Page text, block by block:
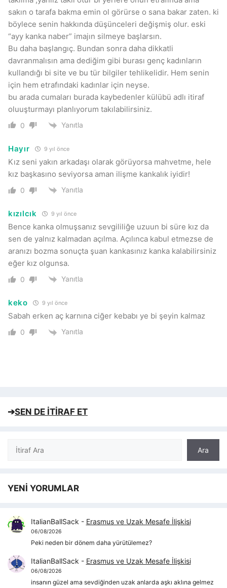
sakın o tarafa bakma emin ol görürse o sana bakar zaten. ki
böylece senin hakkında düşünceleri değişmiş olur. eski
“ayy kanka naber” imajın silmeye başlarsın.
Bu daha başlangıç. Bundan sonra daha dikkatli
davranmalısın ama dediğim gibi burası genç kadınların
kullandığı bi site ve bu tür bilgiler tehlikelidir. Hem senin
için hem etrafındaki kadınlar için neyse.
bu arada cumaları burada kaybedenler külübü adlı itiraf
oluuşturmayı planlıyorum takılabilirsiniz.
0 Yanıtla
Hayır 9 yıl önce
Kız seni yakın arkadaşı olarak görüyorsa mahvetme, hele
kız başkasıno seviyorsa aman ilişme kankalık iyidir!
0 Yanıtla
kızılcık 9 yıl önce
Bence kanka olmuşsanız sevgililiğe uzuun bi süre kız da
sen de yalnız kalmadan açılma. Açılınca kabul etmezse de
aranızı bozma sonuçta şuan kankasınız kanka kalabilirsiniz
eğer kız olgunsa.
0 Yanıtla
keko 9 yıl önce
Sabah erken aç karnına ciğer kebabı ye bi şeyin kalmaz
0 Yanıtla
➔SEN DE İTİRAF ET
Ara
Ara
YENİ YORUMLAR
ItalianBallSack - Erasmus ve Uzak Mesafe İlişkisi
06/08/2026
Peki neden bir dönem daha yürütülemez?
ItalianBallSack - Erasmus ve Uzak Mesafe İlişkisi
06/08/2026
insanın güzel ama sevdiğinden uzak anlarda aşkı aklına gelmez